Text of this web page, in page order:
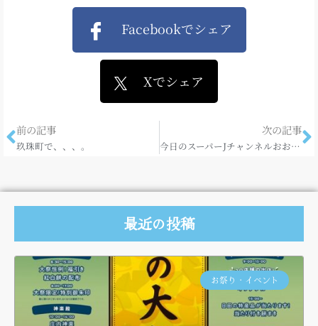
Facebookでシェア
Xでシェア
前の記事
玖珠町で、、、。
次の記事
今日のスーパーJチャンネルおおいたで！
最近の投稿
お祭り・イベント